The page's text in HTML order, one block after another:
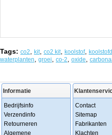
Tags: co2 kit co2 kit koolstof,
waterplanten groei co-2 oxide
Informatie
Bedrijfsinfo
Verzendinfo
Retourneren
Algemene
Contact
Sitemap
Fabrikanten
Klachten